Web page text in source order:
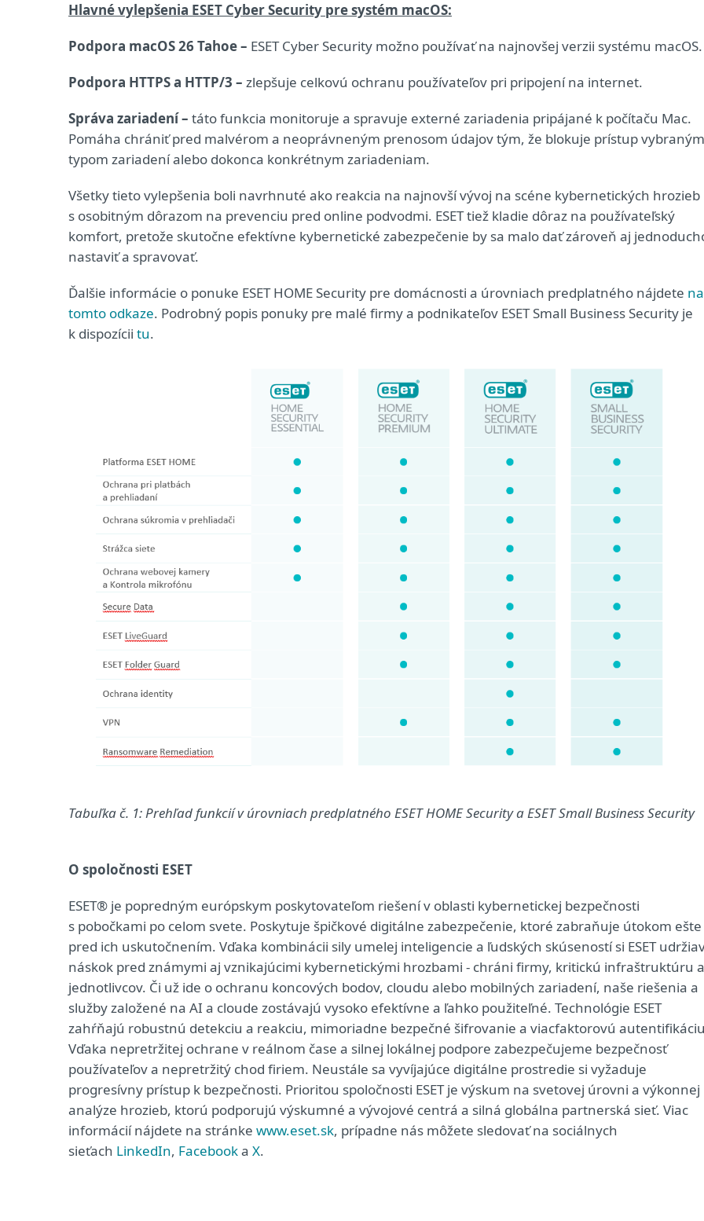
Hlavné vylepšenia ESET Cyber Security pre systém macOS:
Podpora macOS 26 Tahoe – ESET Cyber Security možno používať na najnovšej verzii systému macOS.
Podpora HTTPS a HTTP/3 – zlepšuje celkovú ochranu používateľov pri pripojení na internet.
Správa zariadení – táto funkcia monitoruje a spravuje externé zariadenia pripájané k počítaču Mac.
Pomáha chrániť pred malvérom a neoprávneným prenosom údajov tým, že blokuje prístup vybraným
typom zariadení alebo dokonca konkrétnym zariadeniam.
Všetky tieto vylepšenia boli navrhnuté ako reakcia na najnovší vývoj na scéne kybernetických hrozieb
s osobitným dôrazom na prevenciu pred online podvodmi. ESET tiež kladie dôraz na používateľský
komfort, pretože skutočne efektívne kybernetické zabezpečenie by sa malo dať zároveň aj
nastaviť a spravovať.
Ďalšie informácie o ponuke ESET HOME Security pre domácnosti a úrovniach predplatného nájdete na
tomto odkaze. Podrobný popis ponuky pre malé firmy a podnikateľov ESET Small Business Security je
k dispozícii tu.
Tabuľka č. 1: Prehľad funkcií v úrovniach predplatného ESET HOME Security a ESET Small Business Security
O spoločnosti ESET
ESET® je popredným európskym poskytovateľom riešení v oblasti kybernetickej bezpečnosti
s pobočkami po celom svete. Poskytuje špičkové digitálne zabezpečenie, ktoré zabraňuje útokom ešte
pred ich uskutočnením. Vďaka kombinácii sily umelej inteligencie a ľudských skúseností si ESET
náskok pred známymi aj vznikajúcimi kybernetickými hrozbami - chráni firmy, kritickú infraštruktúru
jednotlivcov. Či už ide o ochranu koncových bodov, cloudu alebo mobilných zariadení, naše riešenia a
služby založené na AI a cloude zostávajú vysoko efektívne a ľahko použiteľné. Technológie ESET
zahŕňajú robustnú detekciu a reakciu, mimoriadne bezpečné šifrovanie a viacfaktorovú
Vďaka nepretržitej ochrane v reálnom čase a silnej lokálnej podpore zabezpečujeme bezpečnosť
používateľov a nepretržitý chod firiem. Neustále sa vyvíjajúce digitálne prostredie si vyžaduje
progresívny prístup k bezpečnosti. Prioritou spoločnosti ESET je výskum na svetovej úrovni a výkonnej
analýze hrozieb, ktorú podporujú výskumné a vývojové centrá a silná globálna partnerská sieť. Viac
informácií nájdete na stránke www.eset.sk, prípadne nás môžete sledovať na sociálnych
sieťach LinkedIn, Facebooka X.